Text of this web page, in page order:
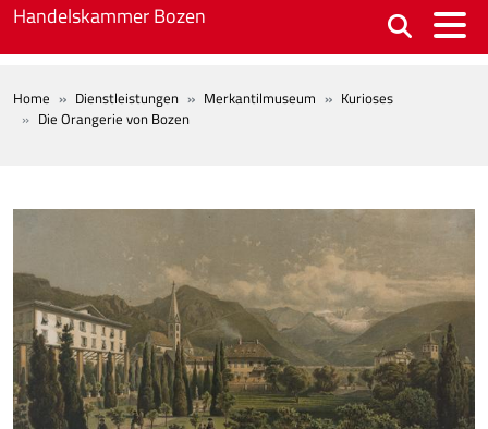
Skip to main content
Handelskammer Bozen
BREADCRUMB
Home Dienstleistungen Merkantilmuseum
Kurioses
Die Orangerie von Bozen